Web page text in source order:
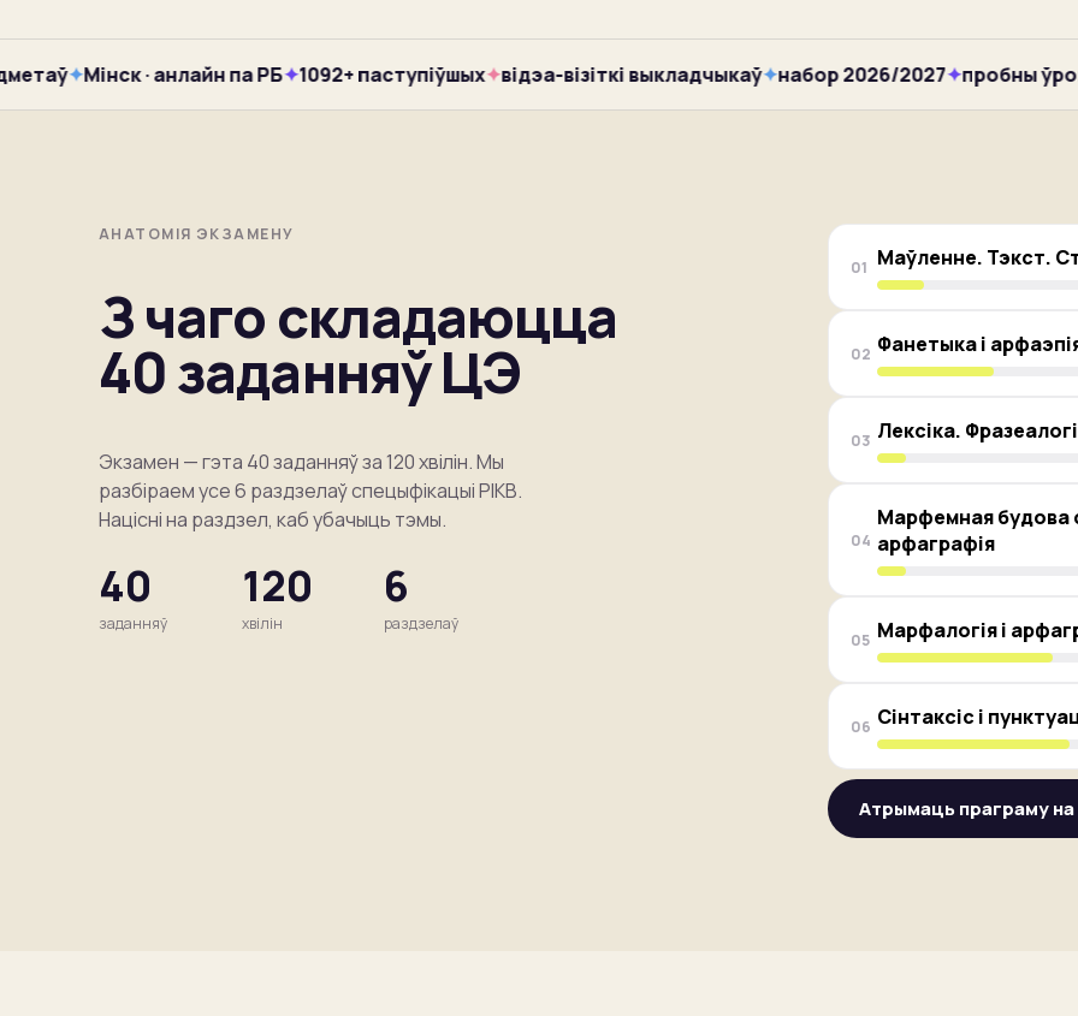
✦Мінск · анлайн па РБ✦1092+ паступіўшых✦відэа-візіткі выкладчыкаў✦набор 2026/2027✦пробны ўрок —
АНАТОМІЯ ЭКЗАМЕНУ
З чаго складаюцца
40заданняў ЦЭ
Экзамен — гэта 40 заданняў за 120 хвілін. Мы
разбіраем усе 6 раздзелаў спецыфікацыі РІКВ.
Націсні на раздзел, каб убачыць тэмы.
40
заданняў
120
хвілін
6
раздзелаў
01 Маўленне. Тэкст.
02 Фанетыка і
03 Лексіка.
04
Марфемная будова
арфаграфія
05 Марфалогія і
06 Сінтаксіс і
Атрымаць праграму